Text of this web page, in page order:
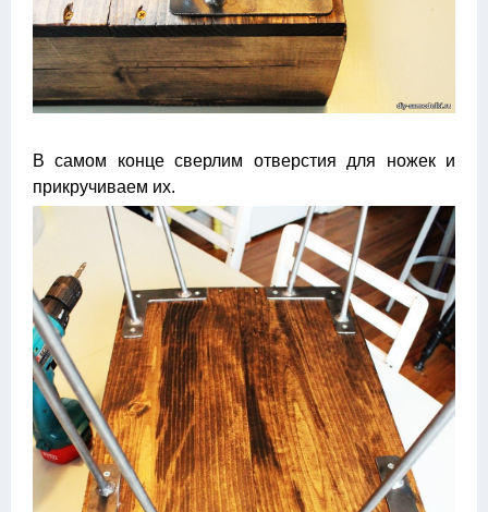
В самом конце сверлим отверстия для ножек и
прикручиваем их.